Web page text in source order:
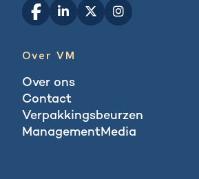
Over VM
Over ons
Contact
Verpakkingsbeurzen
ManagementMedia